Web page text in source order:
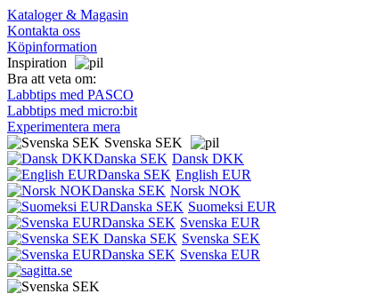
Kataloger & Magasin
Kontakta oss
Köpinformation
Inspiration
Bra att veta om:
Labbtips med PASCO
Labbtips med micro:bit
Experimentera mera
Svenska SEK
Dansk DKK
English EUR
Norsk NOK
Suomeksi EUR
Svenska EUR
Svenska SEK
Svenska EUR